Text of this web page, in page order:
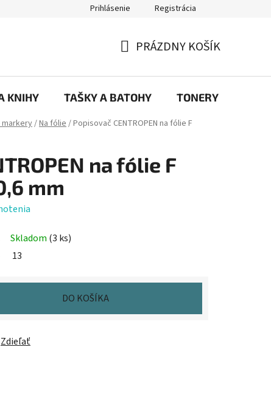
Prečo eRKa papiernictvo – kvalita, výber a spokojnosť |
Prihlásenie Registrácia
KOŠÍK
PRÁZDNY KOŠÍK
KNIHY TAŠKY A BATOHY TONERY
/Na fólie/Popisovač CENTROPEN na fólie F
na fólie F
mm
Skladom (3 ks)
13
DO KOŠÍKA
Zdieľať